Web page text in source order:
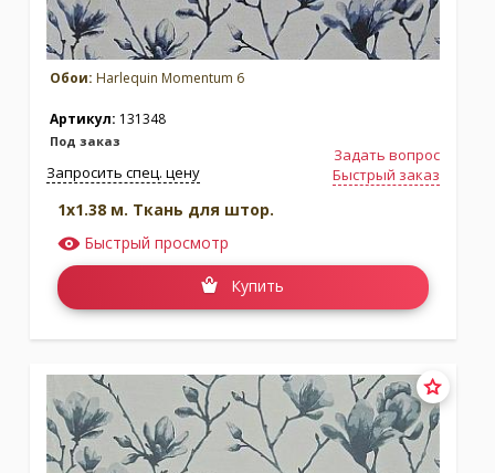
Обои: Harlequin Momentum 6
Артикул: 131348
Под заказ
Задать вопрос
Быстрый заказ
Запросить спец. цену
1x1.38 м. Ткань для штор.
Быстрый просмотр
Купить